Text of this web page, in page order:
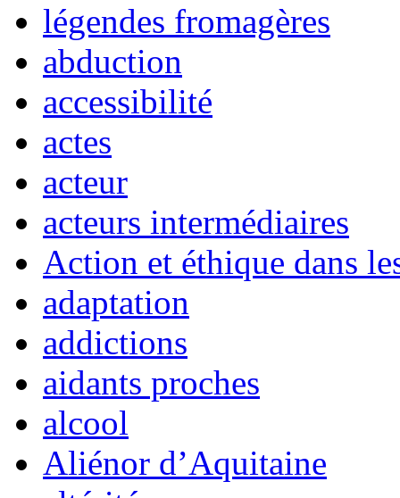
légendes fromagères
abduction
accessibilité
actes
acteur
acteurs intermédiaires
Action et éthique dans
adaptation
addictions
aidants proches
alcool
Aliénor d’Aquitaine